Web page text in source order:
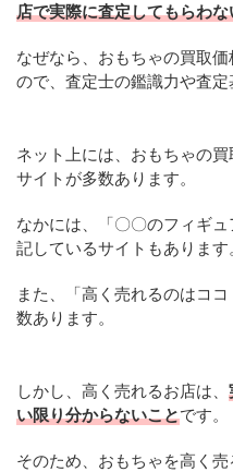
店で実際に査定してもらわ
なぜなら、おもちゃの買取
ので、査定士の鑑識力や査定
ネット上には、おもちゃの
サイトが多数あります。
なかには、「〇〇のフィギ
記しているサイトもあります
また、「高く売れるのはコ
数あります。
しかし、高く売れるお店は、
い限り分からないことです。
そのため、おもちゃを高く売